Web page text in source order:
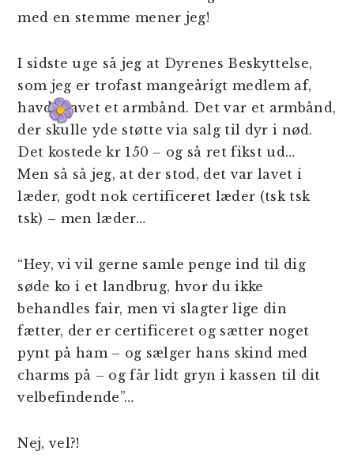
med en stemme mener jeg!
I sidste uge så jeg at Dyrenes Beskyttelse,
som jeg er trofast mangeårigt medlem af,
havde lavet et armbånd. Det var et armbånd,
der skulle yde støtte via salg til dyr i nød.
Det kostede kr 150 – og så ret fikst ud…
Men så så jeg, at der stod, det var lavet i
læder, godt nok certificeret læder (tsk tsk
tsk) – men læder…
“Hey, vi vil gerne samle penge ind til dig
søde ko i et landbrug, hvor du ikke
behandles fair, men vi slagter lige din
fætter, der er certificeret og sætter noget
pynt på ham – og sælger hans skind med
charms på – og får lidt gryn i kassen til dit
velbefindende”…
Nej, vel?!